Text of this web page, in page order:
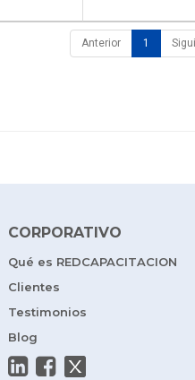
Anterior 1
CORPORATIVO
Qué es REDCAPACITACION
Clientes
Testimonios
Blog